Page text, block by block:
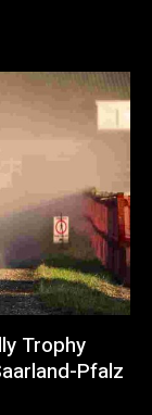
Trophy
Pfalz